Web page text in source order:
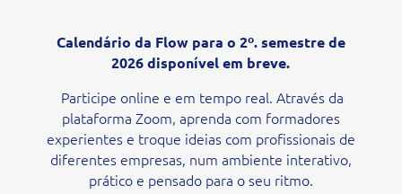
Calendário da Flow para o 2º. semestre de
2026 disponível em breve.
Participe online e em tempo real. Através da
plataforma Zoom, aprenda com formadores
experientes e troque ideias com profissionais de
diferentes empresas, num ambiente interativo,
prático e pensado para o seu ritmo.